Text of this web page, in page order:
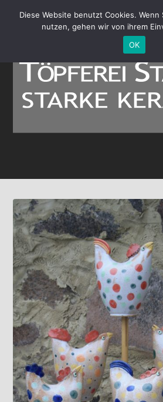
Diese Website benutzt Cookies.
nutzen, gehen wir von ihrem
OK